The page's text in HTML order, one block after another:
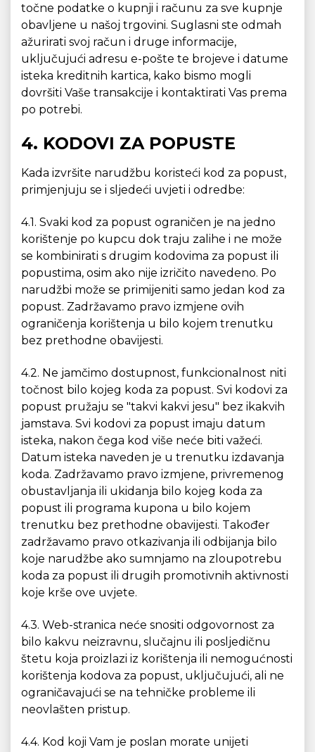
točne podatke o kupnji i računu za sve kupnje
obavljene u našoj trgovini. Suglasni ste odmah
ažurirati svoj račun i druge informacije,
uključujući adresu e-pošte te brojeve i datume
isteka kreditnih kartica, kako bismo mogli
dovršiti Vaše transakcije i kontaktirati Vas prema
po potrebi.
4. KODOVI ZA POPUSTE
Kada izvršite narudžbu koristeći kod za popust,
primjenjuju se i sljedeći uvjeti i odredbe:
4.1. Svaki kod za popust ograničen je na jedno
korištenje po kupcu dok traju zalihe i ne može
se kombinirati s drugim kodovima za popust ili
popustima, osim ako nije izričito navedeno. Po
narudžbi može se primijeniti samo jedan kod za
popust. Zadržavamo pravo izmjene ovih
ograničenja korištenja u bilo kojem trenutku
bez prethodne obavijesti.
4.2. Ne jamčimo dostupnost, funkcionalnost niti
točnost bilo kojeg koda za popust. Svi kodovi za
popust pružaju se "takvi kakvi jesu" bez ikakvih
jamstava. Svi kodovi za popust imaju datum
isteka, nakon čega kod više neće biti važeći.
Datum isteka naveden je u trenutku izdavanja
koda. Zadržavamo pravo izmjene, privremenog
obustavljanja ili ukidanja bilo kojeg koda za
popust ili programa kupona u bilo kojem
trenutku bez prethodne obavijesti. Također
zadržavamo pravo otkazivanja ili odbijanja bilo
koje narudžbe ako sumnjamo na zloupotrebu
koda za popust ili drugih promotivnih aktivnosti
koje krše ove uvjete.
4.3. Web-stranica neće snositi odgovornost za
bilo kakvu neizravnu, slučajnu ili posljedičnu
štetu koja proizlazi iz korištenja ili nemogućnosti
korištenja kodova za popust, uključujući, ali ne
ograničavajući se na tehničke probleme ili
neovlašten pristup.
4.4. Kod koji Vam je poslan morate unijeti